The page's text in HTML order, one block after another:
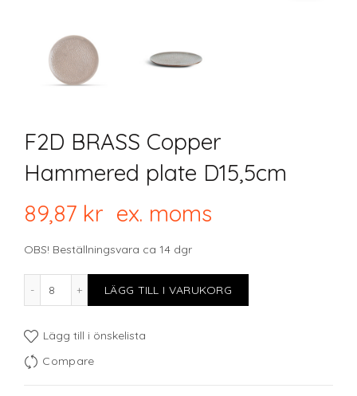
F2D BRASS Copper
Hammered plate D15,5cm
89,87 kr ex. moms
OBS! Beställningsvara ca 14 dgr
F2D BRASS Copper Hammered plate D15,5cm mängd
LÄGG TILL I VARUKORG
Lägg till i önskelista
Compare